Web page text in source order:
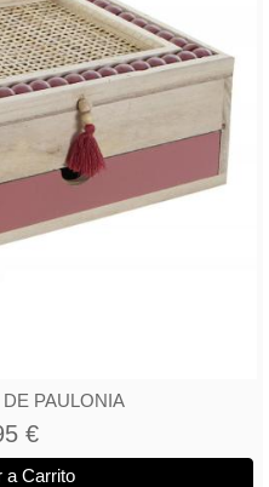
PAULONIA
€
a Carrito